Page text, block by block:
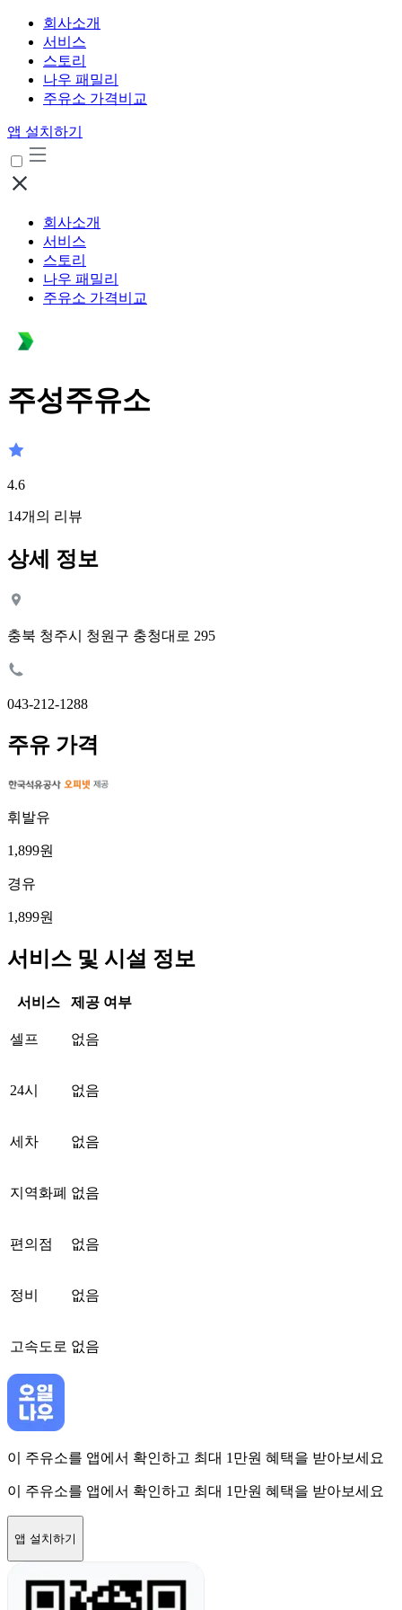
회사소개
서비스
스토리
나우 패밀리
주유소 가격비교
앱 설치하기
회사소개
서비스
스토리
나우 패밀리
주유소 가격비교
주성주유소
4.6
14개의 리뷰
상세 정보
충북 청주시 청원구 충청대로 295
043-212-1288
주유 가격
휘발유
1,899원
경유
1,899원
서비스 및 시설 정보
서비스 제공 여부
셀프 없음
24시 없음
세차 없음
지역화폐 없음
편의점 없음
정비 없음
고속도로 없음
이 주유소를 앱에서 확인하고 최대 1만원 혜택을 받아보세요
이 주유소를 앱에서 확인하고 최대 1만원 혜택을 받아보세요
앱 설치하기